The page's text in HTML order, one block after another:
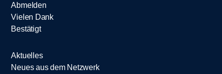
Abmelden
Vielen Dank
Bestätigt
Aktuelles
Neues aus dem Netzwerk